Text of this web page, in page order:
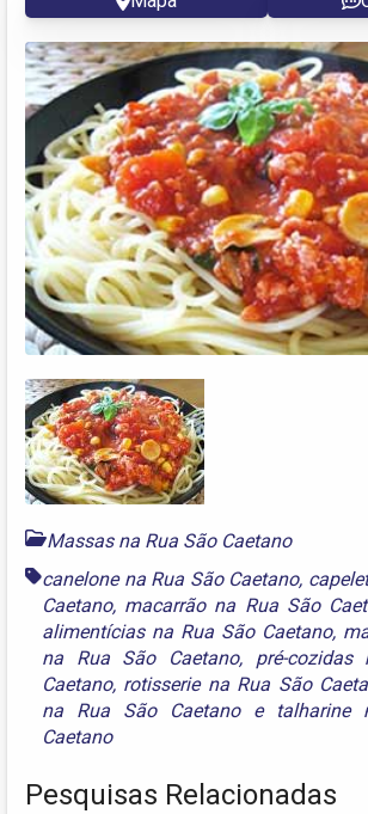
Massas na Rua São Caetano
canelone na Rua São Caetano,
Caetano, macarrão na Rua São
alimentícias na Rua São Caetano,
na Rua São Caetano, pré-
Caetano, rotisserie na Rua São
na Rua São Caetanoe talharine
Caetano
Pesquisas Relacionadas